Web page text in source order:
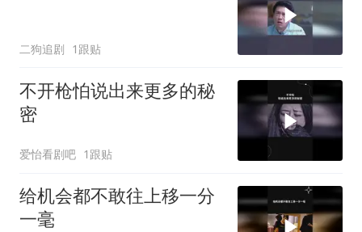
二狗追剧 1跟贴
不开枪怕说出来更多的秘
密
爱怡看剧吧 1跟贴
给机会都不敢往上移一分
一毫